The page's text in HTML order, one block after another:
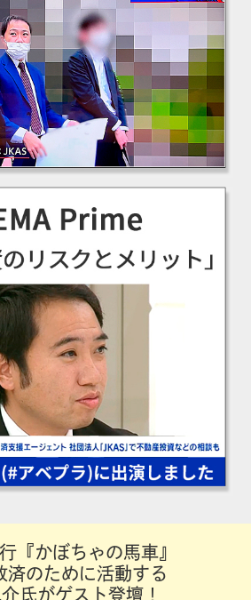
『かぼちゃの馬車』
済のために活動する
氏がゲスト登壇！